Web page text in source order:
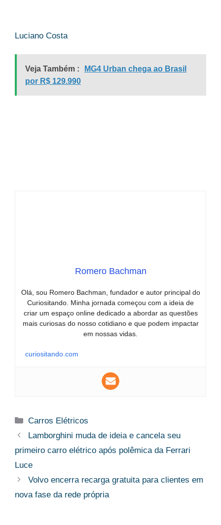
Luciano Costa
Veja Também :
MG4 Urban chega ao Brasil
por R$ 129.990
Romero Bachman
Olá, sou Romero Bachman, fundador e autor principal do
Curiositando. Minha jornada começou com a ideia de
criar um espaço online dedicado a abordar as questões
mais curiosas do nosso cotidiano e que podem impactar
em nossas vidas.
curiositando.com
Categorias
Carros Elétricos
Lamborghini muda de ideia e cancela seu
primeiro carro elétrico após polêmica da Ferrari
Luce
Volvo encerra recarga gratuita para clientes em
nova fase da rede própria